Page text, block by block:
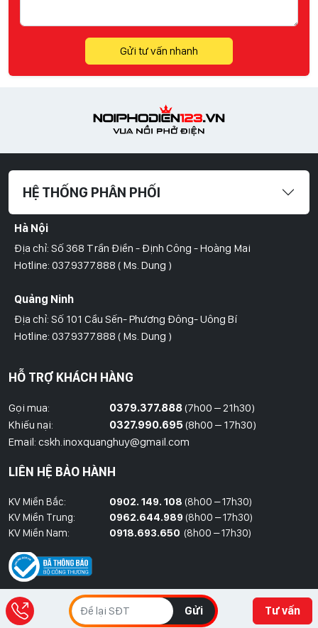
Gửi tư vấn nhanh
HỆ THỐNG PHÂN PHỐI
Hà Nội
Địa chỉ: Số 368 Trần Điền - Định Công - Hoàng Mai
Hotline: 037.9377.888 ( Ms. Dung )
Quảng Ninh
Địa chỉ: Số 101 Cầu Sến- Phương Đông- Uông Bí
Hotline: 037.9377.888 ( Ms. Dung )
Hồ Chí Minh
Hotline: 09786.01.388 ( Mr. Huy )
Thái Bình
Hotline: 037.9377.888 ( Ms. Dung )
Đồng Nai
Địa Chỉ : 1066- QL 51 Tổ 3- Ấp Đồng- Phước Tân- Biên Hòa
HỖ TRỢ KHÁCH HÀNG
Gọi mua: 0379.377.888(7h00 – 21h30)
Khiếu nại:
0327.990.695(8h00 – 17h30)
Email: cskh.inoxquanghuy@gmail.com
LIÊN HỆ BẢO HÀNH
KV Miền Bắc: 0902. 149. 108 (8h00 – 17h30)
KV Miền Trung:
0962.644.989 (8h00 – 17h30)
KV Miền Nam:
0918.693.650 (8h00 – 17h30)
Gửi Tư vấn